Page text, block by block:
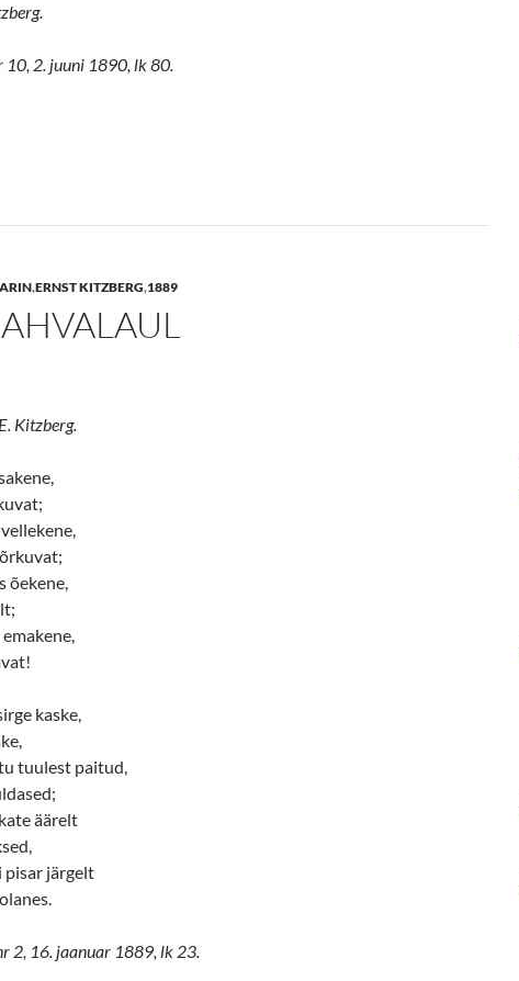
10, 2. juuni 1890, lk 80.
,ERNST KITZBERG,1889
Kitzberg.
õekene,
kaske,
tuulest paitud,
äärelt
pisar järgelt
2, 16. jaanuar 1889, lk 23.